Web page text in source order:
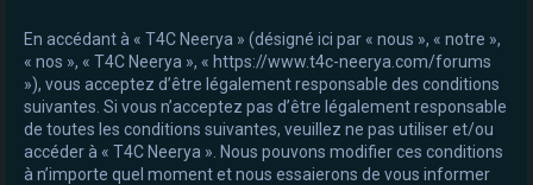
r
En accédant à « T4C Neerya » (désigné ici par « nous », « notre »,
« nos », « T4C Neerya », « https://www.t4c-neerya.com/forums
»), vous acceptez d’être légalement responsable des conditions
suivantes. Si vous n’acceptez pas d’être légalement responsable
de toutes les conditions suivantes, veuillez ne pas utiliser et/ou
accéder à « T4C Neerya ». Nous pouvons modifier ces conditions
à n’importe quel moment et nous essaierons de vous informer